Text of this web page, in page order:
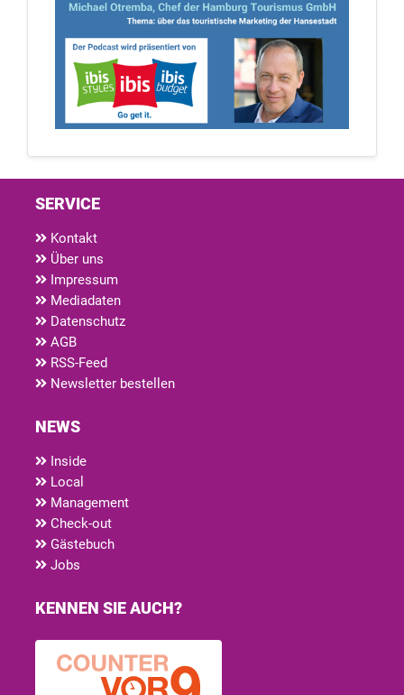
SERVICE
Kontakt
Über uns
Impressum
Mediadaten
Datenschutz
AGB
RSS-Feed
Newsletter bestellen
NEWS
Inside
Local
Management
Check-out
Gästebuch
Jobs
KENNEN SIE AUCH?